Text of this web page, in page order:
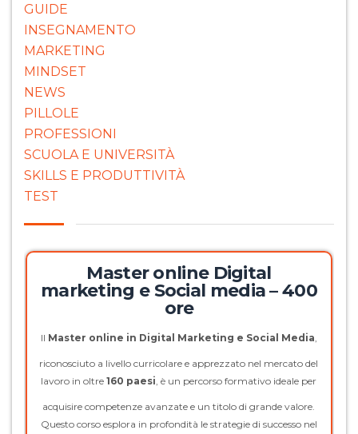
GUIDE
INSEGNAMENTO
MARKETING
MINDSET
NEWS
PILLOLE
PROFESSIONI
SCUOLA E UNIVERSITÀ
SKILLS E PRODUTTIVITÀ
TEST
Master online Digital
marketing e Social media – 400
ore
Il Master online in Digital Marketing e Social Media,
riconosciuto a livello curricolare e apprezzato nel mercato del
lavoro in oltre160 paesi, è un percorso formativo ideale per
acquisire competenze avanzate e un titolo di grande valore.
Questo corso esplora in profondità le strategie di successo nel